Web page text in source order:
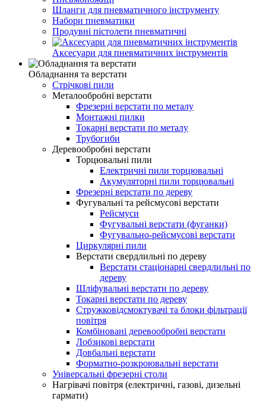
Шланги для пневматичного інструменту
Набори пневматики
Продувні пістолети пневматичні
Аксесуари для пневматичних інструментів
Обладнання та верстати
Стрічкові пили
Металообробні верстати
Фрезерні верстати по металу
Монтажні пилки
Токарні верстати по металу
Трубогиби
Деревообробні верстати
Торцювальні пили
Електричні пили торцювальні
Акумуляторні пили торцювальні
Фрезерні верстати по дереву
Фугувальні та рейсмусові верстати
Рейсмуси
Фугувальні верстати (фуганки)
Фугувально-рейсмусові верстати
Циркулярні пили
Верстати свердлильні по дереву
Верстати стаціонарні свердлильні по
дереву
Шліфувальні верстати по дереву
Токарні верстати по дереву
Стружковідсмоктувачі та блоки фільтрації
повітря
Комбіновані деревообробні верстати
Лобзикові верстати
Довбальні верстати
Форматно-розкроювальні верстати
Універсальні фрезерні столи
Нагрівачі повітря (електричні, газові, дизельні
гармати)